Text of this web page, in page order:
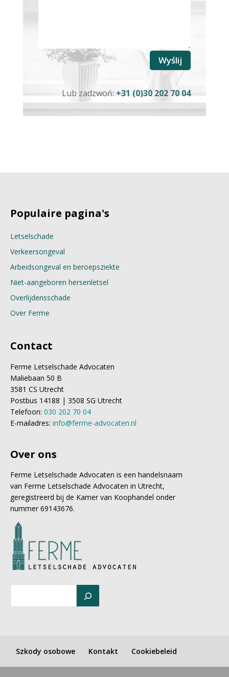
Wyślij
Lub zadzwoń:+31 (0)30 202 70 04
Populaire pagina's
Letselschade
Verkeersongeval
Arbeidsongeval en beroepsziekte
Niet-aangeboren hersenletsel
Overlijdensschade
Over Ferme
Contact
Ferme Letselschade Advocaten
Maliebaan 50 B
3581 CS Utrecht
Postbus 14188 | 3508 SG Utrecht
Telefoon: 030 202 70 04
E-mailadres: info@ferme-advocaten.nl
Over ons
Ferme Letselschade Advocaten is een handelsnaam
van Ferme Letselschade Advocaten in Utrecht,
geregistreerd bij de Kamer van Koophandel onder
nummer 69143676.
Szkody osobowe Kontakt Cookiebeleid